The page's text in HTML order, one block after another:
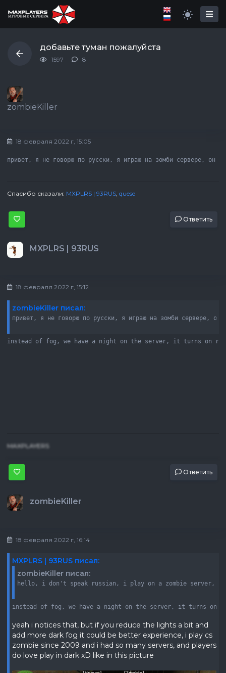
добавьте туман пожалуйста
1597 8
zombieKiller
18 февраля 2022 г, 15:05
привет, я не говорю по русски, я играю на зомби сервере, он
Спасибо сказали: MXPLRS | 93RUS, quese
Ответить
MXPLRS | 93RUS
18 февраля 2022 г, 15:12
zombieKiller писал:
привет, я не говорю по русски, я играю на зомби сервере, он
instead of fog, we have a night on the server, it turns on
MAXPLAYERS
Ответить
zombieKiller
18 февраля 2022 г, 16:14
MXPLRS | 93RUS писал:
zombieKiller писал:
hello, i don't speak russian, i play on a zombie server,
instead of fog, we have a night on the server, it turns on
yeah i notices that, but if you reduce the lights a bit and
add more dark fog it could be better experience, i play cs
zombie since 2009 and i had so many servers, and players
do love play in dark xD like in this picture